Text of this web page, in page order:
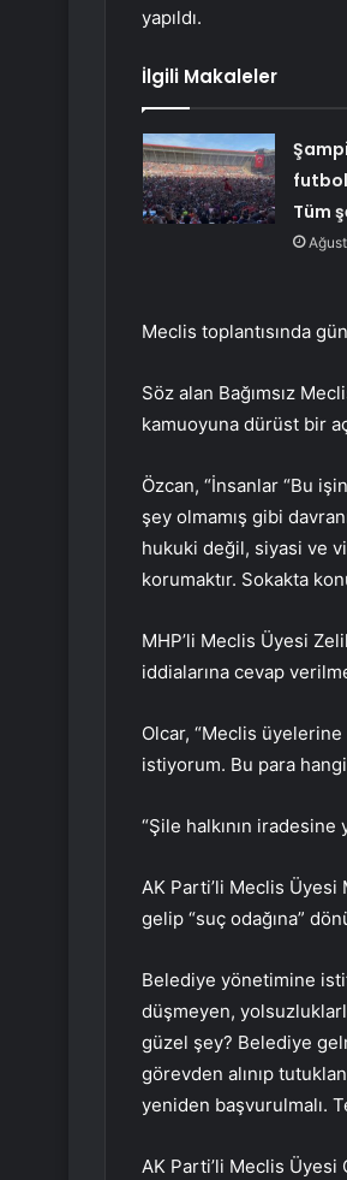
yapıldı.
İlgili Makaleler
Tüm
Meclis toplantısında
Söz alan Bağımsız
kamuoyuna dürüst bir
Özcan, “İnsanlar “Bu
şey olmamış gibi
hukuki değil, siyasi ve
korumaktır. Sokakta
MHP’li Meclis Üyesi
iddialarına cevap
Olcar, “Meclis
istiyorum. Bu para
“Şile halkının iradesine
AK Parti’li Meclis
gelip “suç odağına”
Belediye yönetimine
düşmeyen,
güzel şey? Belediye
görevden alınıp
yeniden başvurulmalı.
AK Parti’li Meclis Üyesi